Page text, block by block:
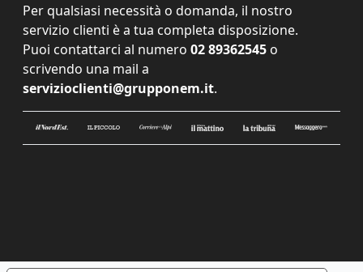
Per qualsiasi necessità o domanda, il nostro
servizio clienti è a tua completa disposizione.
Puoi contattarci al numero 02 89362545 o
scrivendo una mail a
servizioclienti@grupponem.it.